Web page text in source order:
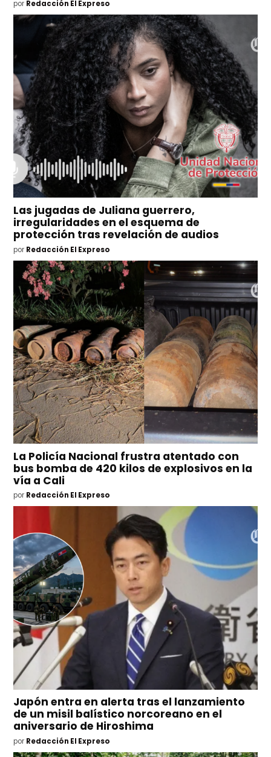
por Redacción El Expreso
Las jugadas de Juliana guerrero,
irregularidades en el esquema de
protección tras revelación de audios
por Redacción El Expreso
La Policía Nacional frustra atentado con
bus bomba de 420 kilos de explosivos en la
vía a Cali
por Redacción El Expreso
Japón entra en alerta tras el lanzamiento
de un misil balístico norcoreano en el
aniversario de Hiroshima
por Redacción El Expreso